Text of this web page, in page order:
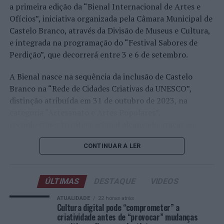
Faria, Henrique Rocha, Frederico Ferreira Silva, Tiago
Pereira e Tiago Torres integraram o quadro principal,
beneficiando, de igual modo, da reorganização dos wild
cards após as entradas diretas de alguns jogadores.
Entre os portugueses, Tiago Torres e Jaime Faria
protagonizaram as melhores campanhas da edição,
ambos alcançando os quartos de final. Torres assinou
um dos resultados mais marcantes do torneio ao
neerlandês Botic van de Zandschulp, alcançando
também os quartos de final, onde acabou eliminado pelo
italiano Luciano Darderi, num encontro decidido em três
a primeira edição da “Bienal Internacional de Artes e
Ofícios”, iniciativa organizada pela Câmara Municipal de
Castelo Branco, através da Divisão de Museus e Cultura,
e integrada na programação do “Festival Sabores de
Perdição”, que decorrerá entre 3 e 6 de setembro.
A Bienal nasce na sequência da inclusão de Castelo
Branco na “Rede de Cidades Criativas da UNESCO”,
distinção atribuída em 31 de outubro de 2023, na
“valor patrimonial, artístico e identitário” do “Bordado
de Castelo Branco”, uma das manifestações mais
da identidade albicastrense.
Ao longo de dois dias, especialistas nacionais e
internacionais, investigadores, artesãos, representantes
institucionais, organismos públicos, instituições de
CONTINUAR A LER
ÚLTIMAS
ATUALIDADE 22 horas atrás
Cultura digital pode “comprometer” a
criatividade antes de “provocar” mudanças